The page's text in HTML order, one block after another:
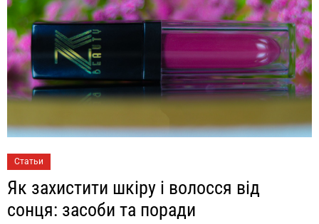
Статьи
Як захистити шкіру і волосся від
сонця: засоби та поради